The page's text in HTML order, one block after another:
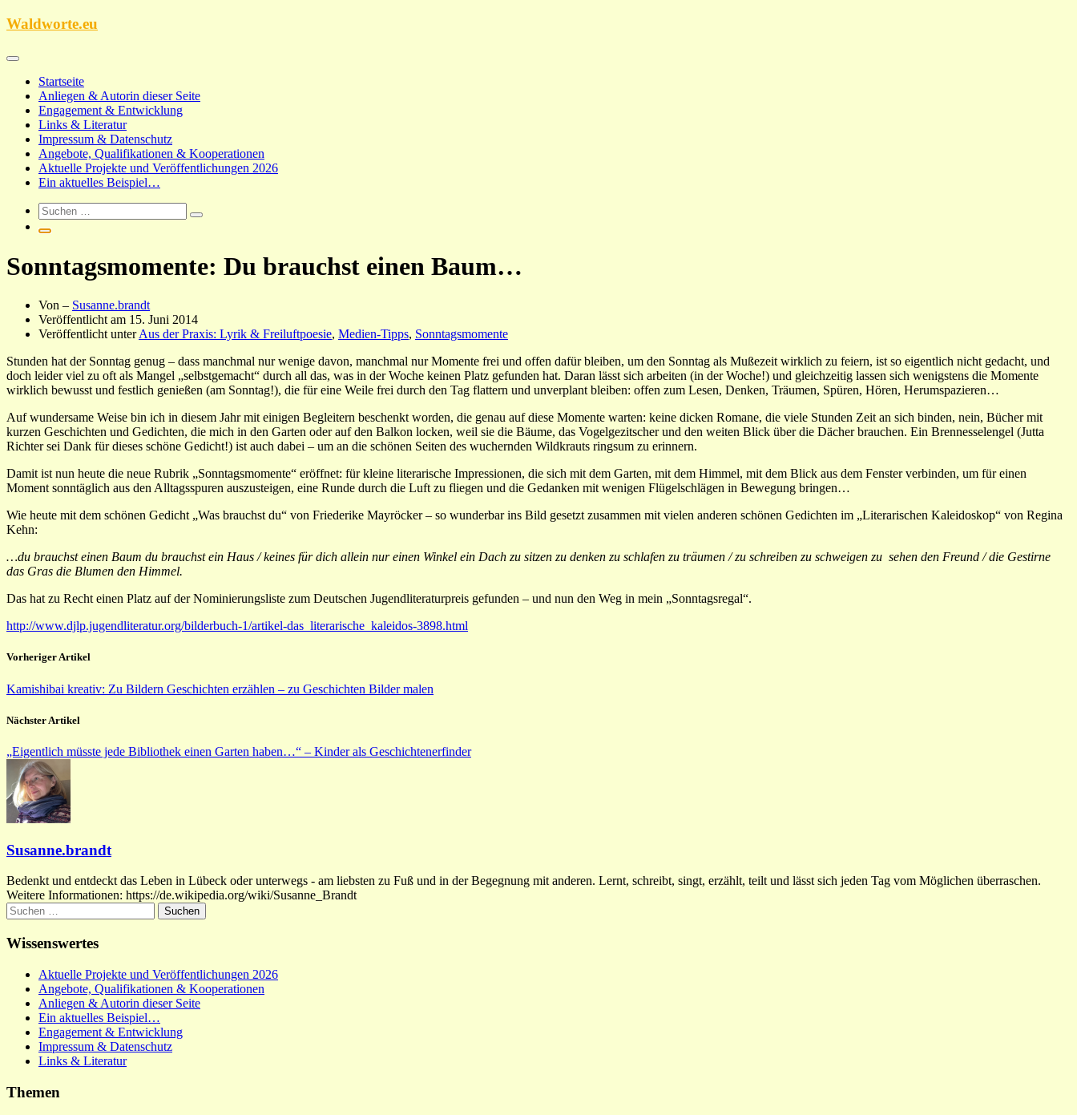
Zum
Waldworte.eu
Startseite
Anliegen & Autorin dieser Seite
Engagement & Entwicklung
Links & Literatur
Impressum & Datenschutz
Angebote, Qualifikationen & Kooperationen
Aktuelle Projekte und Veröffentlichungen 2026
Ein aktuelles Beispiel…
Sonntagsmomente: Du brauchst einen Baum…
Von – Susanne.brandt
Veröffentlicht am 15. Juni 2014
Veröffentlicht unterAus der Praxis: Lyrik & Freiluftpoesie, Medien-Tipps, Sonntagsmomente
Stunden hat der Sonntag genug – dass manchmal nur wenige davon, manchmal nur Momente frei und offen dafür bleiben, um den Sonntag als Mußezeit wirklich zu feiern, ist so eigentlich nicht gedacht, und
doch leider viel zu oft als Mangel „selbstgemacht“ durch all das, was in der Woche keinen Platz gefunden hat. Daran lässt sich arbeiten (in der Woche!) und gleichzeitig lassen sich wenigstens die Momente
wirklich bewusst und festlich genießen (am Sonntag!), die für eine Weile frei durch den Tag flattern und unverplant bleiben: offen zum Lesen, Denken, Träumen, Spüren, Hören, Herumspazieren…
Auf wundersame Weise bin ich in diesem Jahr mit einigen Begleitern beschenkt worden, die genau auf diese Momente warten: keine dicken Romane, die viele Stunden Zeit an sich binden, nein, Bücher mit
kurzen Geschichten und Gedichten, die mich in den Garten oder auf den Balkon locken, weil sie die Bäume, das Vogelgezitscher und den weiten Blick über die Dächer brauchen. Ein Brennesselengel (Jutta
Richter sei Dank für dieses schöne Gedicht!) ist auch dabei – um an die schönen Seiten des wuchernden Wildkrauts ringsum zu erinnern.
Damit ist nun heute die neue Rubrik „Sonntagsmomente“ eröffnet: für kleine literarische Impressionen, die sich mit dem Garten, mit dem Himmel, mit dem Blick aus dem Fenster verbinden, um für einen
Moment sonntäglich aus den Alltagsspuren auszusteigen, eine Runde durch die Luft zu fliegen und die Gedanken mit wenigen Flügelschlägen in Bewegung bringen…
Wie heute mit dem schönen Gedicht „Was brauchst du“ von Friederike Mayröcker – so wunderbar ins Bild gesetzt zusammen mit vielen anderen schönen Gedichten im „Literarischen Kaleidoskop“ von Regina
Kehn:
…du brauchst einen Baum du brauchst ein Haus / keines für dich allein nur einen Winkel ein Dach zu sitzen zu denken zu schlafen zu träumen / zu schreiben zu schweigen zu sehen den Freund / die Gestirne
das Gras die Blumen den Himmel.
Das hat zu Recht einen Platz auf der Nominierungsliste zum Deutschen Jugendliteraturpreis gefunden – und nun den Weg in mein „Sonntagsregal“.
http://www.djlp.jugendliteratur.org/bilderbuch-1/artikel-das_literarische_kaleidos-3898.html
Vorheriger Artikel
Kamishibai kreativ: Zu Bildern Geschichten erzählen – zu Geschichten Bilder malen
Nächster Artikel
„Eigentlich müsste jede Bibliothek einen Garten haben…“ – Kinder als Geschichtenerfinder
Susanne.brandt
Bedenkt und entdeckt das Leben in Lübeck oder unterwegs - am liebsten zu Fuß und in der Begegnung mit anderen. Lernt, schreibt, singt, erzählt, teilt und lässt sich jeden Tag vom Möglichen überraschen.
Weitere Informationen: https://de.wikipedia.org/wiki/Susanne_Brandt
Suchen
nach:
Wissenswertes
Aktuelle Projekte und Veröffentlichungen 2026
Angebote, Qualifikationen & Kooperationen
Anliegen & Autorin dieser Seite
Ein aktuelles Beispiel…
Engagement & Entwicklung
Impressum & Datenschutz
Links & Literatur
Themen